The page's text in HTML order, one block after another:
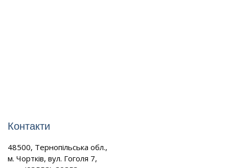
Контакти
48500, Тернопільська обл.,
м. Чортків, вул. Гоголя 7,